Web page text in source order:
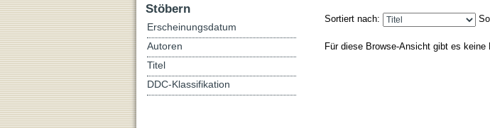
Sortiert nach:
Für diese Browse-Ansicht gibt es keine
Stöbern
Erscheinungsdatum
Autoren
Titel
DDC-Klassifikation